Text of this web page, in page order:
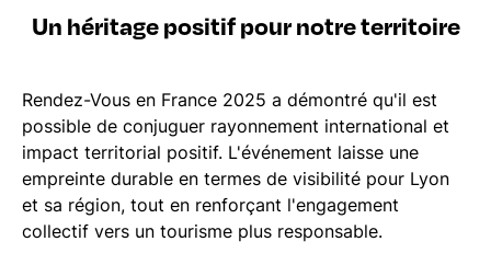
Un héritage positif pour notre territoire
Rendez-Vous en France 2025 a démontré qu'il est
possible de conjuguer rayonnement international et
impact territorial positif. L'événement laisse une
empreinte durable en termes de visibilité pour Lyon
et sa région, tout en renforçant l'engagement
collectif vers un tourisme plus responsable.